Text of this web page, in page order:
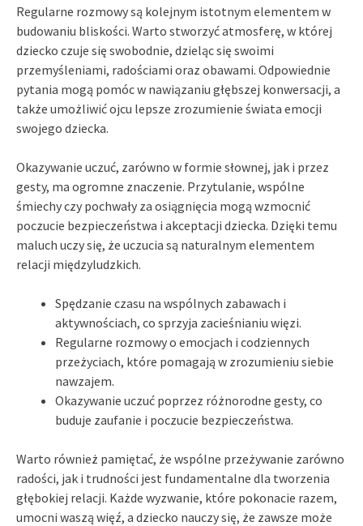
Regularne rozmowy są kolejnym istotnym elementem w
budowaniu bliskości. Warto stworzyć atmosferę, w której
dziecko czuje się swobodnie, dzieląc się swoimi
przemyśleniami, radościami oraz obawami. Odpowiednie
pytania mogą pomóc w nawiązaniu głębszej konwersacji, a
także umożliwić ojcu lepsze zrozumienie świata emocji
swojego dziecka.
Okazywanie uczuć, zarówno w formie słownej, jak i przez
gesty, ma ogromne znaczenie. Przytulanie, wspólne
śmiechy czy pochwały za osiągnięcia mogą wzmocnić
poczucie bezpieczeństwa i akceptacji dziecka. Dzięki temu
maluch uczy się, że uczucia są naturalnym elementem
relacji międzyludzkich.
Spędzanie czasu na wspólnych zabawach i
aktywnościach, co sprzyja zacieśnianiu więzi.
Regularne rozmowy o emocjach i codziennych
przeżyciach, które pomagają w zrozumieniu siebie
nawzajem.
Okazywanie uczuć poprzez różnorodne gesty, co
buduje zaufanie i poczucie bezpieczeństwa.
Warto również pamiętać, że wspólne przeżywanie zarówno
radości, jak i trudności jest fundamentalne dla tworzenia
głębokiej relacji. Każde wyzwanie, które pokonacie razem,
umocni waszą więź, a dziecko nauczy się, że zawsze może